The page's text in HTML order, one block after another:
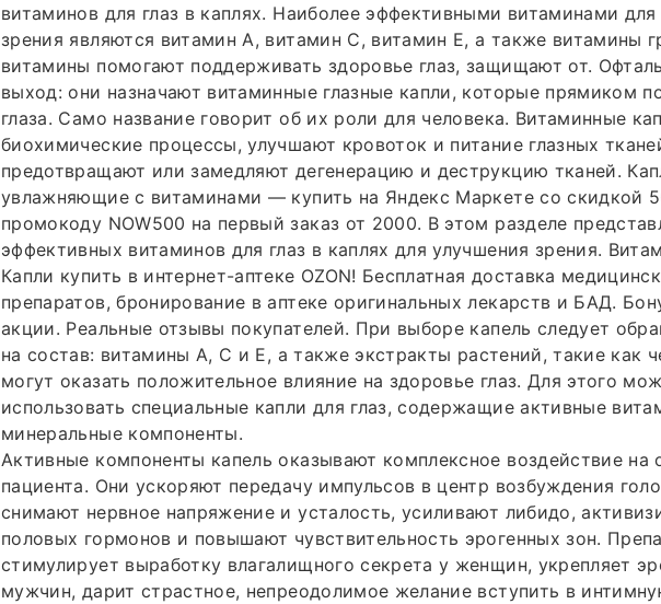
витаминов для глаз в каплях. Наиболее эффективными витаминами для
зрения являются витамин A, витамин C, витамин E, а также витамины
витамины помогают поддерживать здоровье глаз, защищают от.
выход: они назначают витаминные глазные капли, которые прямиком
глаза. Само название говорит об их роли для человека. Витаминные
биохимические процессы, улучшают кровоток и питание глазных
предотвращают или замедляют дегенерацию и деструкцию тканей.
увлажняющие с витаминами — купить на Яндекс Маркете со скидкой
промокоду NOW500 на первый заказ от 2000. В этом разделе
эффективных витаминов для глаз в каплях для улучшения зрения.
Капли купить в интернет-аптеке OZON! Бесплатная доставка
препаратов, бронирование в аптеке оригинальных лекарств и БАД.
акции. Реальные отзывы покупателей. При выборе капель следует
на состав: витамины A, C и E, а также экстракты растений, такие как
могут оказать положительное влияние на здоровье глаз. Для этого
использовать специальные капли для глаз, содержащие активные
минеральные компоненты.
Активные компоненты капель оказывают комплексное воздействие на
пациента. Они ускоряют передачу импульсов в центр возбуждения
снимают нервное напряжение и усталость, усиливают либидо,
половых гормонов и повышают чувствительность эрогенных зон.
стимулирует выработку влагалищного секрета у женщин, укрепляет
мужчин, дарит страстное, непреодолимое желание вступить в